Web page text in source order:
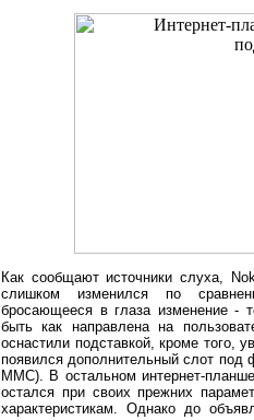
Как сообщают источники слуха,
слишком изменился по
бросающееся в глаза изменение -
быть как направлена на
оснастили подставкой, кроме того,
появился дополнительный слот под
MMC). В остальном интернет-
остался при своих прежних
характеристикам. Однако до